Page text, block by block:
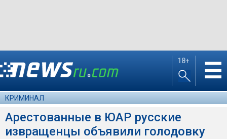
18+ ☰
КРИМИНАЛ
Арестованные в ЮАР русские
извращенцы объявили голодовку